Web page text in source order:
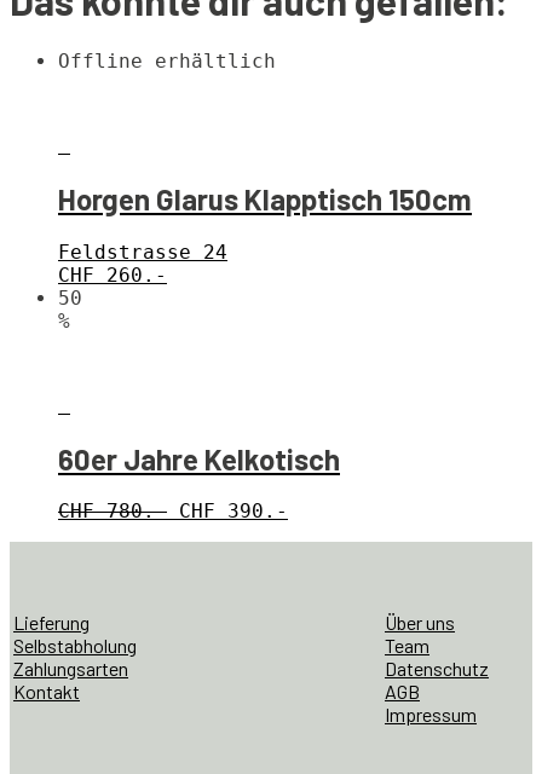
Offline erhältlich
Horgen Glarus Klapptisch 150cm
Feldstrasse 24
CHF 260.-
50
%
60er Jahre Kelkotisch
CHF 780.- CHF 390.-
Lieferung
Selbstabholung
Zahlungsarten
Kontakt
Über uns
Team
Datenschutz
AGB
Impressum